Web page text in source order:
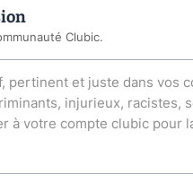
Clubic.